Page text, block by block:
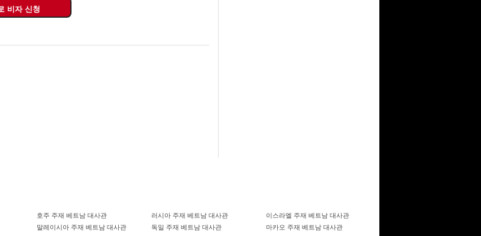
호주 주재 베트남 대사관
말레이시아 주재 베트남 대사관
러시아 주재 베트남 대사관
독일 주재 베트남 대사관
이스라엘 주재 베트남 대사관
마카오 주재 베트남 대사관